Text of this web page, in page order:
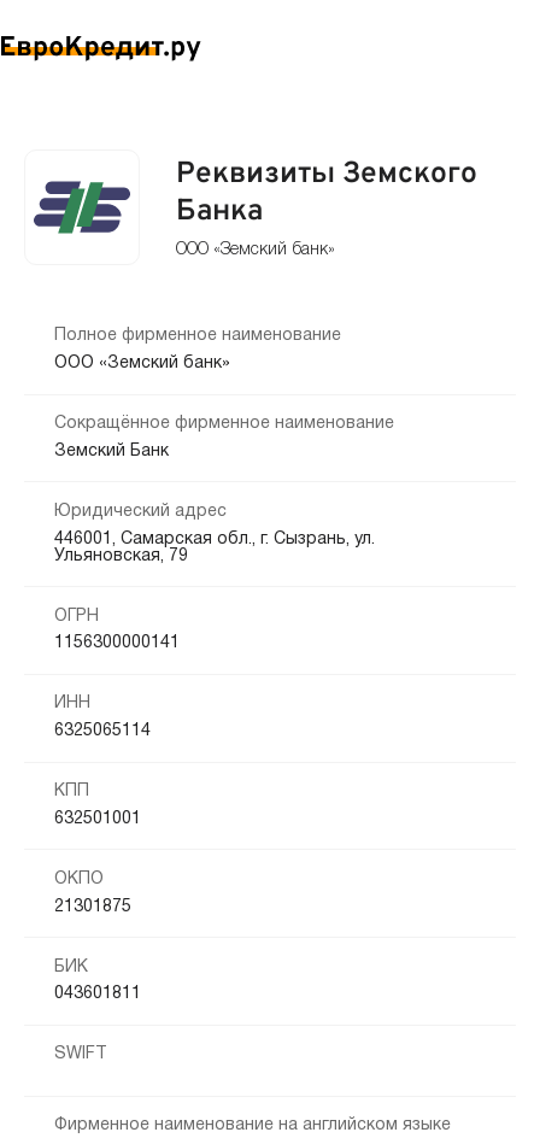
Реквизиты Земского
Банка
ООО «Земский банк»
Полное фирменное наименование
ООО «Земский банк»
Сокращённое фирменное наименование
Земский Банк
Юридический адрес
446001, Самарская обл., г. Сызрань, ул.
Ульяновская, 79
ОГРН
1156300000141
ИНН
6325065114
КПП
632501001
ОКПО
21301875
БИК
043601811
SWIFT
Фирменное наименование на английском языке